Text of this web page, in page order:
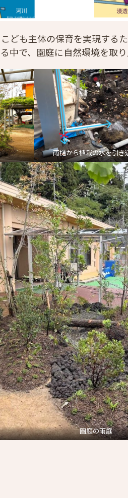
ども主体の保育を実現する
中で、園庭に自然環境を取
雨樋から植栽の水を引き
園庭の雨庭